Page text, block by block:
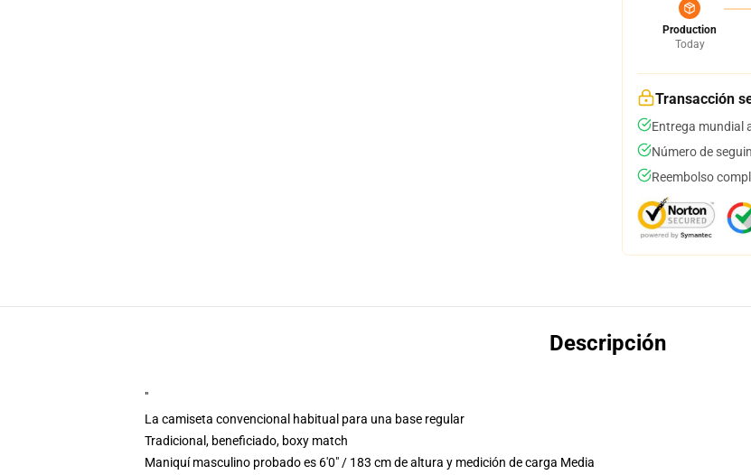
Production
Today
Transacción
Entrega mundial
Número de
Reembolso
Descripción
"
La camiseta convencional habitual para una base regular
Tradicional, beneficiado, boxy match
Maniquí masculino probado es 6'0" / 183 cm de altura y medición de carga Media